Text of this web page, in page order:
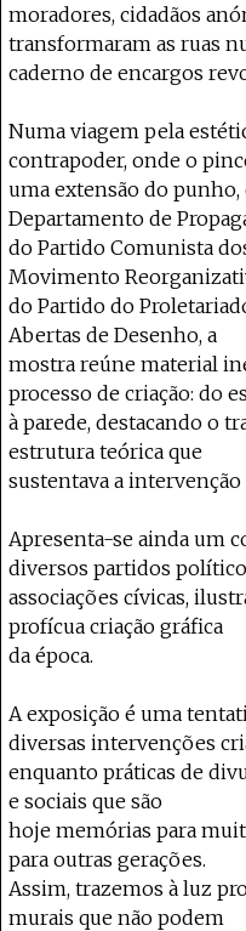
moradores, cidadãos
transformaram as ruas
caderno de encargos
Numa viagem pela
contrapoder, onde o
uma extensão do
Departamento de
do Partido Comunista
Movimento
do Partido do
Abertas de Desenho, a
mostra reúne material
processo de criação: do
à parede, destacando o
estrutura teórica que
sustentava a
Apresenta-se ainda um
diversos partidos
associações cívicas,
profícua criação gráfica
da época.
A exposição é uma
diversas intervenções
enquanto práticas de
e sociais que são
hoje memórias para
para outras gerações.
Assim, trazemos à luz
murais que não podem